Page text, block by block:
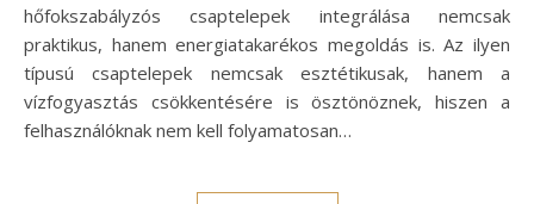
hőfokszabályzós csaptelepek integrálása nemcsak
praktikus, hanem energiatakarékos megoldás is. Az ilyen
típusú csaptelepek nemcsak esztétikusak, hanem a
vízfogyasztás csökkentésére is ösztönöznek, hiszen a
felhasználóknak nem kell folyamatosan…